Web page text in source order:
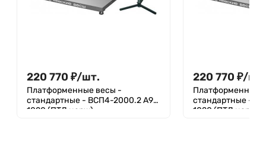
220 770 ₽/шт.
Платформенные весы -
стандартные - ВСП4-2000.2 А9-
1020 (ПТД нерж)
220 770 ₽/шт.
Платформенные
стандартные - ВСП4-3000.2 А9-
1020 (ПТД нерж)